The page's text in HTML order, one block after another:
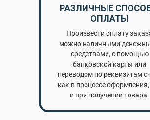
РАЗЛИЧНЫЕ
ОПЛАТЫ
Произвести оплату
можно наличными
средствами, с помощью
банковской карты или
переводом по реквизитам
как в процессе оформления,
и при получении товара.